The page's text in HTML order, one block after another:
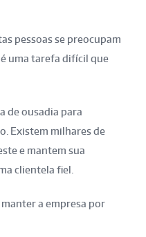
pessoas se preocupam
é uma tarefa difícil que
de ousadia para
Existem milhares de
e mantem sua
clientela fiel.
a empresa por